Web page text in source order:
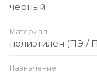
черный
Материал
полиэтилен (ПЭ /
Назначение